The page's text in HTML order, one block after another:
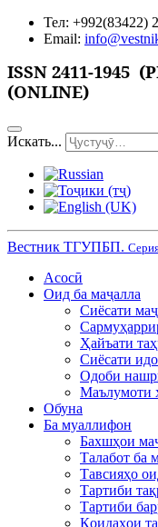
Тел: +992(83422)
Email:
ISSN 2411-1945
(ONLINE)
Искать...
Вестник ТГУПБП.
Асосӣ
Оид ба маҷалла
Сиёсати
Ҳайъати
Сиёсати
Одоби
Маълумоти
Обуна
Ба муаллифон
Бахшҳои
Талабот ба
Тавсияҳо
Тартиби
Тартиби
Қоидаҳои